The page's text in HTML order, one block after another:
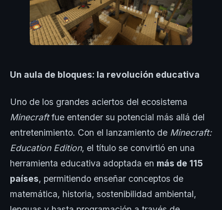
Un aula de bloques: la revolución educativa
Uno de los grandes aciertos del ecosistema
Minecraftfue entender su potencial más allá del
entretenimiento. Con el lanzamiento de Minecraft:
Education Edition, el título se convirtió en una
herramienta educativa adoptada en más de 115
países, permitiendo enseñar conceptos de
matemática, historia, sostenibilidad ambiental,